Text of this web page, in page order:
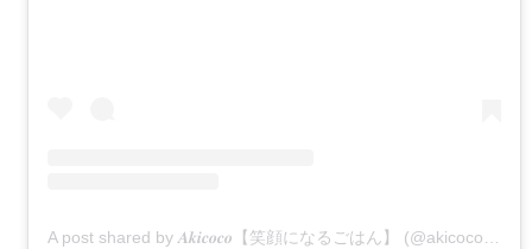
A post shared by 𝑨𝒌𝒊𝒄𝒐𝒄𝒐【笑顔になるごはん】 (@akicocoakicoco2)